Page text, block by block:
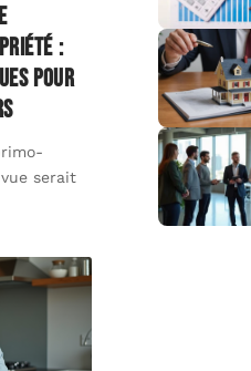
:
pour
serait